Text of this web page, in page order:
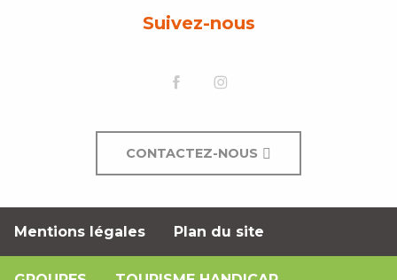
Suivez-nous
CONTACTEZ-NOUS
Mentions légales Plan du site